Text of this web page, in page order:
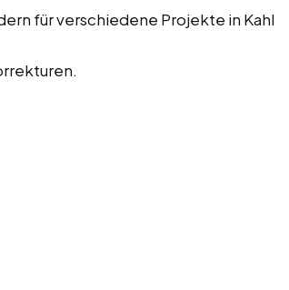
für verschiedene Projekte in Kahl